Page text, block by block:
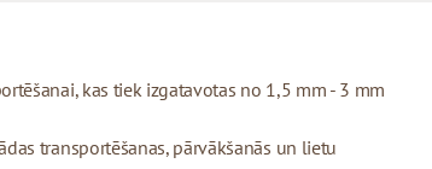
kas tiek izgatavotas no 1,5 mm - 3 mm
transportēšanas, pārvākšanās un lietu